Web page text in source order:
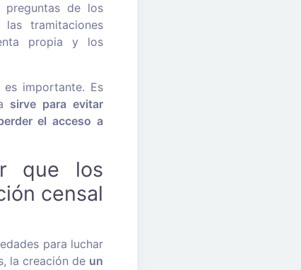
de los
tramitaciones
propia y los
importante. Es
sirve para evitar
el acceso a
que los
censal
para luchar
la creación de un